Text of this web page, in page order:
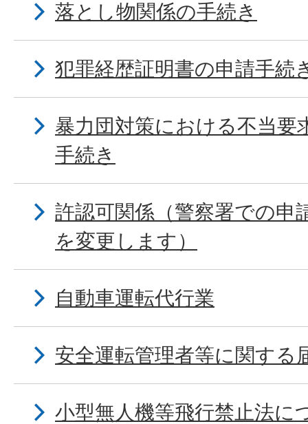
落とし物関係の手続き
犯罪経歴証明書の申請手続
暴力団対策における不当要
手続き
許認可関係（警察署での申
を変更します）
自動車運転代行業
安全運転管理者等に関する
小型無人機等飛行禁止法に